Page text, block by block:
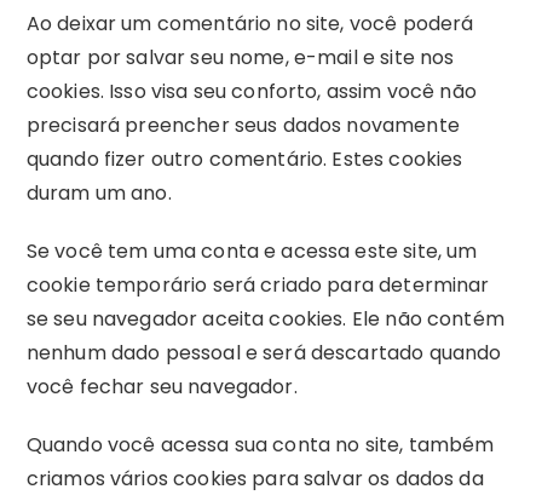
Ao deixar um comentário no site, você poderá
optar por salvar seu nome, e-mail e site nos
cookies. Isso visa seu conforto, assim você não
precisará preencher seus dados novamente
quando fizer outro comentário. Estes cookies
duram um ano.
Se você tem uma conta e acessa este site, um
cookie temporário será criado para determinar
se seu navegador aceita cookies. Ele não contém
nenhum dado pessoal e será descartado quando
você fechar seu navegador.
Quando você acessa sua conta no site, também
criamos vários cookies para salvar os dados da